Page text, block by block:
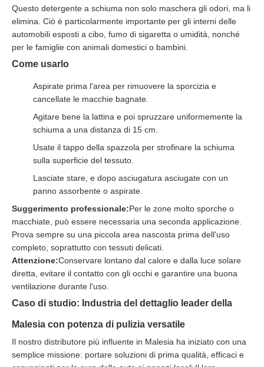
Questo detergente a schiuma non solo maschera gli odori, ma li
elimina. Ciò è particolarmente importante per gli interni delle
automobili esposti a cibo, fumo di sigaretta o umidità, nonché
per le famiglie con animali domestici o bambini.
Come usarlo
Aspirate prima l'area per rimuovere la sporcizia e
cancellate le macchie bagnate.
Agitare bene la lattina e poi spruzzare uniformemente la
schiuma a una distanza di 15 cm.
Usate il tappo della spazzola per strofinare la schiuma
sulla superficie del tessuto.
Lasciate stare, e dopo asciugatura asciugate con un
panno assorbente o aspirate.
Suggerimento professionale:Per le zone molto sporche o
macchiate, può essere necessaria una seconda applicazione.
Prova sempre su una piccola area nascosta prima dell'uso
completo, soprattutto con tessuti delicati.
Attenzione:Conservare lontano dal calore e dalla luce solare
diretta, evitare il contatto con gli occhi e garantire una buona
ventilazione durante l'uso.
Caso di studio: Industria del dettaglio leader della
Malesia con potenza di pulizia versatile
Il nostro distributore più influente in Malesia ha iniziato con una
semplice missione: portare soluzioni di prima qualità, efficaci e